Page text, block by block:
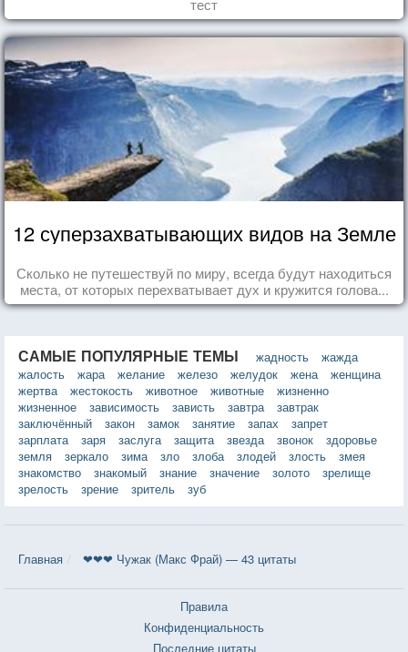
тест
12 суперзахватывающих видов на Земле
Сколько не путешествуй по миру, всегда будут находиться
места, от которых перехватывает дух и кружится голова...
САМЫЕ ПОПУЛЯРНЫЕ ТЕМЫ жадность
жажда
жалость
жара желание железо желудок жена
женщина
жертва
жестокость животное животные
жизненно
жизненное
зависимость зависть завтра
завтрак
заключённый
закон замок занятие запах
запрет
зарплата
заря заслуга защита звезда звонок
здоровье
земля
зеркало зима зло злоба злодей злость
змея
знакомство
знакомый знание значение золото
зрелище
зрелость
зрение зритель зуб
Главная ❤❤❤ Чужак (Макс Фрай) — 43 цитаты
Правила
Конфиденциальность
Последние цитаты